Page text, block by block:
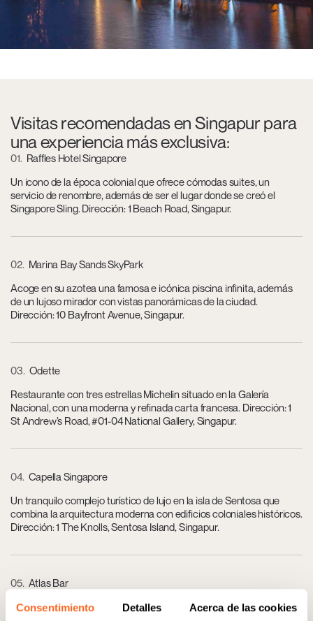
Consentimiento Detalles Acerca de las cookies
Visitas recomendadas en Singapur para
una experiencia más exclusiva:
01
Raffles Hotel Singapore
Un icono de la época colonial que ofrece cómodas suites, un
servicio de renombre, además de ser el lugar donde se creó el
Singapore Sling. Dirección: 1 Beach Road, Singapur.
02 Marina Bay Sands SkyPark
Acoge en su azotea una famosa e icónica piscina infinita, además
de un lujoso mirador con vistas panorámicas de la ciudad.
Dirección: 10 Bayfront Avenue, Singapur.
03 Odette
Restaurante con tres estrellas Michelin situado en la Galería
Nacional, con una moderna y refinada carta francesa. Dirección: 1
St Andrew’s Road, #01-04 National Gallery, Singapur.
04 Capella Singapore
Un tranquilo complejo turístico de lujo en la isla de Sentosa que
combina la arquitectura moderna con edificios coloniales históricos.
Dirección: 1 The Knolls, Sentosa Island, Singapur.
05 Atlas Bar
Un gran bar de inspiración Art Déco que cuenta con una de las